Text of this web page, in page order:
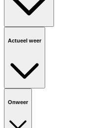
Actueel weer
Onweer